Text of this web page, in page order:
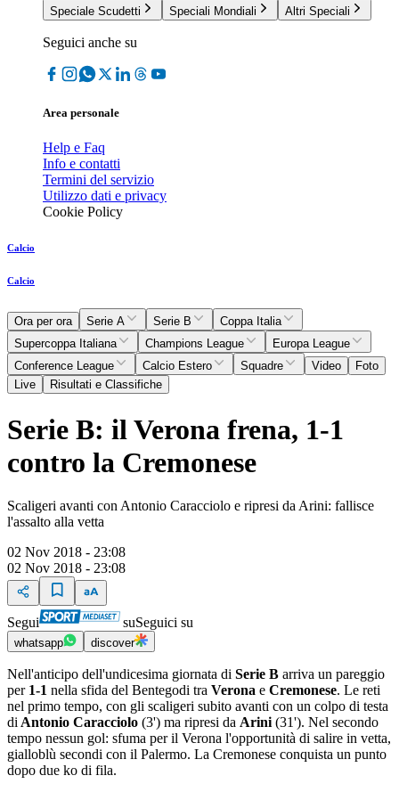
Speciale Scudetti
Speciali Mondiali Altri Speciali
Seguici anche su
Area personale
Help e Faq
Info e contatti
Termini del servizio
Utilizzo dati e privacy
Cookie Policy
Calcio
Calcio
Ora per ora Serie A Serie B
Coppa Italia
Supercoppa Italiana
Champions League
Europa League
Conference League
Calcio Estero Squadre Video
Foto
Live
Risultati e Classifiche
Serie B: il Verona frena, 1-1
contro la Cremonese
Scaligeri avanti con Antonio Caracciolo e ripresi da Arini: fallisce
l'assalto alla vetta
02 Nov 2018 - 23:08
02 Nov 2018 - 23:08
Segui suSeguici su
whatsapp discover
Nell'anticipo dell'undicesima giornata di Serie B arriva un pareggio
per 1-1 nella sfida del Bentegodi tra Verona e Cremonese. Le reti
nel primo tempo, con gli scaligeri subito avanti con un colpo di testa
di Antonio Caracciolo (3') ma ripresi da Arini (31'). Nel secondo
tempo nessun gol: sfuma per il Verona l'opportunità di salire in vetta,
gialloblù secondi con il Palermo. La Cremonese conquista un punto
dopo due ko di fila.